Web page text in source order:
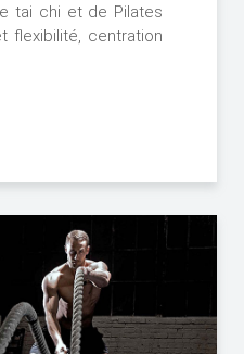
tai chi et de Pilates
flexibilité, centration